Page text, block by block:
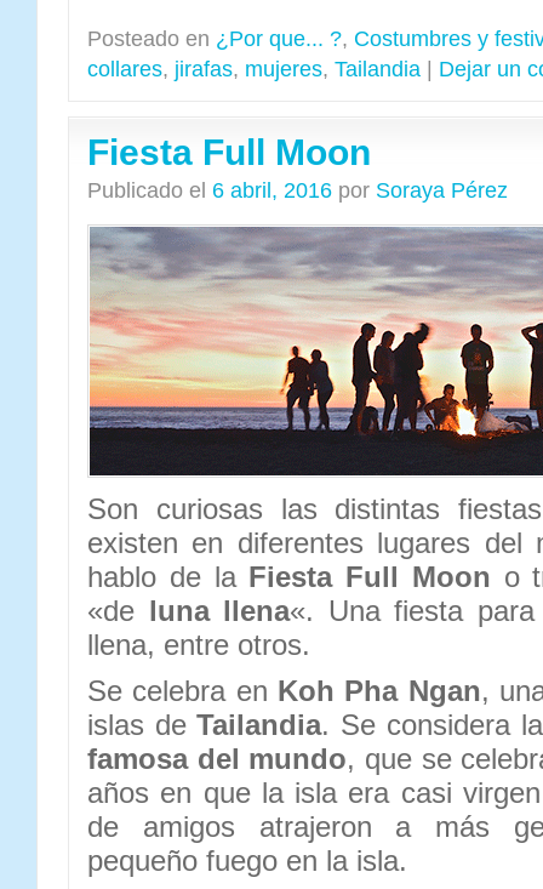
Posteado en ¿Por que... ?, Costumbres y
collares, jirafas, mujeres, Tailandia Dejar un
Fiesta Full Moon
Publicado el 6 abril, 2016 por Soraya Pérez
Son curiosas las distintas
existen en diferentes lugares del
hablo de la Fiesta Full Moon o
«de luna llena«. Una fiesta
llena, entre otros.
Se celebra en Koh Pha Ngan,
islas deTailandia. Se considera
famosa del mundo, que se
años en que la isla era casi
de amigos atrajeron a más
pequeño fuego en la isla.